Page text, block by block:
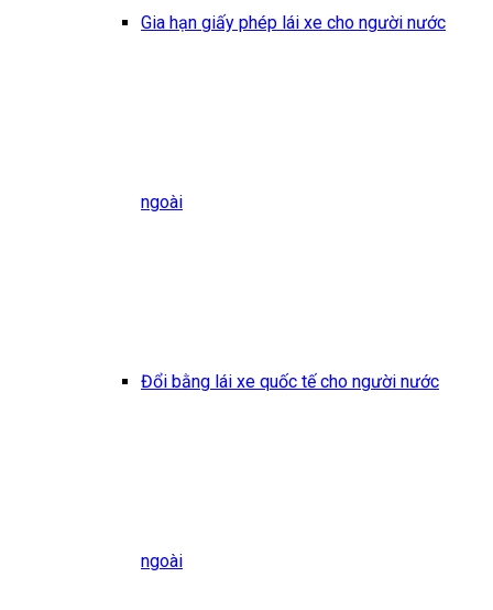
Gia hạn giấy phép lái xe cho người nước
ngoài
Đổi bằng lái xe quốc tế cho người nước
ngoài